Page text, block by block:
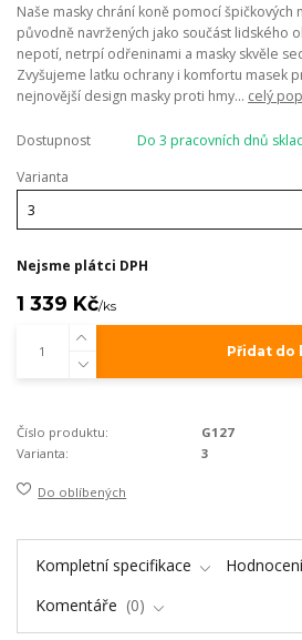
Naše masky chrání koně pomocí špičkových
původně navržených jako součást lidského
nepotí, netrpí odřeninami a masky skvěle
Zvyšujeme laťku ochrany i komfortu masek
nejnovější design masky proti hmy... celý
Dostupnost
Do 3 pracovních dnů
Varianta
Nejsme plátci DPH
1 339 Kč/ks
Přidat do
Číslo produktu:
G127
Varianta:
3
Do oblíbených
Kompletní specifikace
Komentáře
0